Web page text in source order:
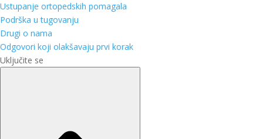
Ustupanje ortopedskih pomagala
Podrška u tugovanju
Drugi o nama
Odgovori koji olakšavaju prvi korak
Uključite se